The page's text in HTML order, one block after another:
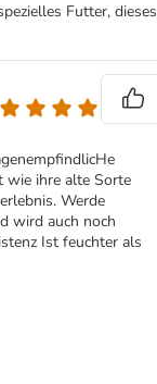
Futter, dieses
wie ihre alte Sorte
Werde
wird auch noch
Ist feuchter als